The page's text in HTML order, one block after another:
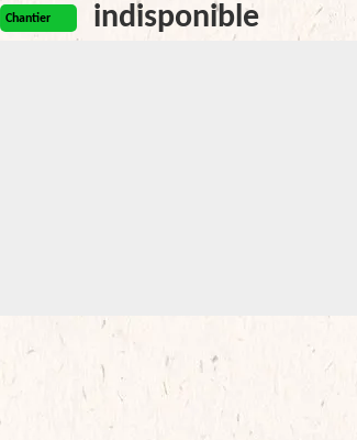
Chantier indisponible